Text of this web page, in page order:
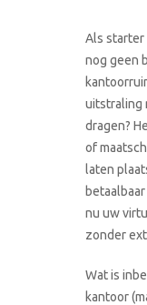
Als starter
nog geen
uitstraling
dragen?
of
laten
nu uw
zonder
Wat is
kantoor